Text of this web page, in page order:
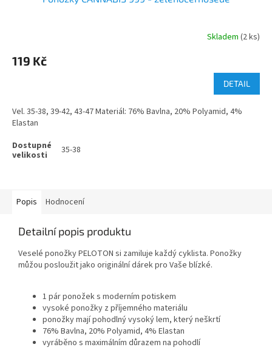
Skladem (2 ks)
119 Kč
DETAIL
Vel. 35-38, 39-42, 43-47 Materiál: 76% Bavlna, 20% Polyamid, 4%
Elastan
35-38
Popis Hodnocení
Detailní popis produktu
Veselé ponožky PELOTON si zamiluje každý cyklista. Ponožky
můžou posloužit jako originální dárek pro Vaše blízké.
1 pár ponožeks moderním potiskem
vysoké ponožky z příjemného materiálu
ponožky mají pohodlný vysoký lem, který neškrtí
76% Bavlna, 20% Polyamid, 4% Elastan
vyráběno s maximálním důrazem na pohodlí